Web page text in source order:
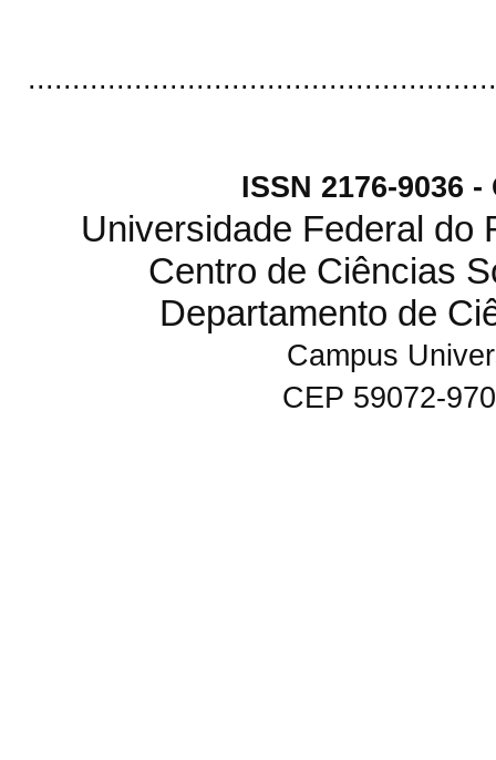
ISSN 2176-9036
Universidade Federal do
Centro de Ciências
Departamento de
Campus
CEP 59072-